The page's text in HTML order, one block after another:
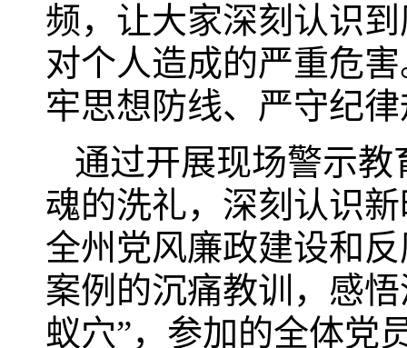
频，让大家深刻认识
对个人造成的严重危
牢思想防线、严守纪
通过开展现场警示
魂的洗礼，深刻认识
全州党风廉政建设和
案例的沉痛教训，感
蚁穴”，参加的全体党